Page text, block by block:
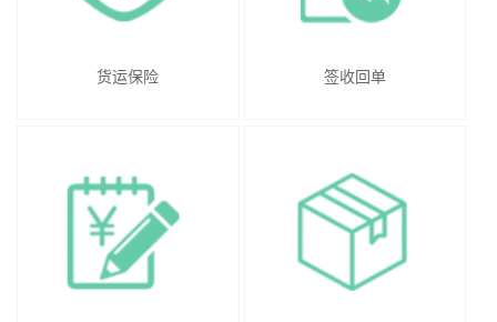
货运保险 签收回单